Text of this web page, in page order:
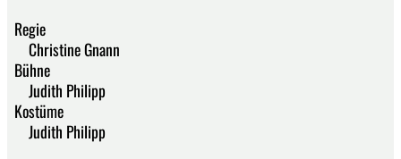
Regie
Christine Gnann
Bühne
Judith Philipp
Kostüme
Judith Philipp